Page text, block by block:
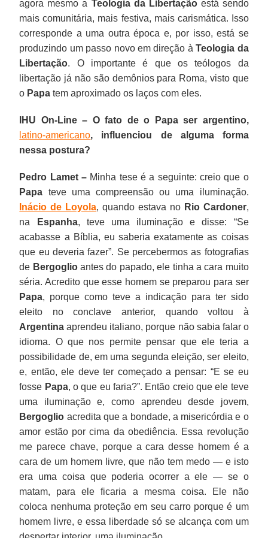
agora mesmo a Teologia da Libertaçãoestá sendo
mais comunitária, mais festiva, mais carismática. Isso
corresponde a uma outra época e, por isso, está se
produzindo um passo novo em direção àTeologia da
Libertação. O importante é que os teólogos da
libertação já não são demônios para Roma, visto que
o Papa tem aproximado os laços com eles.
IHU On-Line – O fato de o Papa ser argentino,
latino-americano, influenciou de alguma forma
nessa postura?
Pedro Lamet – Minha tese é a seguinte: creio que o
Papa teve uma compreensão ou uma iluminação.
Inácio de Loyola, quando estava no Rio Cardoner,
na
Espanha, teve uma iluminação e disse: “Se
acabasse a Bíblia, eu saberia exatamente as coisas
que eu deveria fazer”. Se percebermos as fotografias
de Bergoglioantes do papado, ele tinha a cara muito
séria. Acredito que esse homem se preparou para ser
Papa, porque como teve a indicação para ter sido
eleito no conclave anterior, quando voltou à
Argentina aprendeu italiano, porque não sabia falar o
idioma. O que nos permite pensar que ele teria a
possibilidade de, em uma segunda eleição, ser eleito,
e, então, ele deve ter começado a pensar: “E se eu
fosse Papa, o que eu faria?”. Então creio que ele teve
uma iluminação e, como aprendeu desde jovem,
Bergoglio acredita que a bondade, a misericórdia e o
amor estão por cima da obediência. Essa revolução
me parece chave, porque a cara desse homem é a
cara de um homem livre, que não tem medo — e isto
era uma coisa que poderia ocorrer a ele — se o
matam, para ele ficaria a mesma coisa. Ele não
coloca nenhuma proteção em seu carro porque é um
homem livre, e essa liberdade só se alcança com um